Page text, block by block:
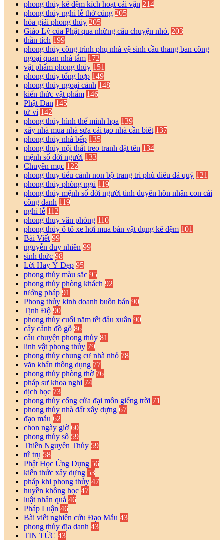
phong thủy kê đệm kích hoạt cải vận 214
phong thủy nghi lễ thờ cúng 205
hóa giải phong thủy 205
Giáo Lý của Phật qua những câu chuyện nhỏ. 203
thần tích 199
phong thủy công trình phụ nhà vệ sinh cầu thang ban công
ngoại quan nhà tắm 172
vật phẩm phong thủy 151
phong thủy tổng hợp 149
phong thủy ngoại cảnh 148
kiến thức vật phẩm 146
Phật Đản 145
tử vi 142
phong thủy hình thế minh họa 139
xây nhà mua nhà sửa cải tạo nhà cần biêt 137
phong thủy nhà bếp 135
phong thủy nội thất treo tranh đặt tên 134
mệnh số đời người 133
Chuyên mục 122
phong thuy tiểu cảnh non bộ trang tri phù điêu đá quý 121
phong thủy phòng ngủ 119
phong thủy mệnh số đời người tinh duyên hôn nhân con cái
công danh 119
nghi lễ 112
phong thuy văn phòng 110
phong thủy ô tô xe hơi mua bán vật dụng kê đệm 101
Bài Viết 99
nguyễn duy nhiên 99
sinh thức 98
Lời Hay Ý Đẹp 95
phong thủy màu sắc 95
phong thủy phòng khách 92
tướng pháp 91
Phong thủy kinh doanh buôn bán 90
Tịnh Độ 90
phong thủy cuối năm tết đầu xuân 90
cây cảnh đồ gỗ 86
câu chuyện phong thủy 81
linh vật phong thủy 79
phong thủy chung cư nhà nhỏ 78
văn khấn thông dụng 77
phong thủy phòng thờ 76
pháp sư khoa nghi 74
dịch học 73
phong thủy cổng cửa đại môn giếng trời 71
phong thủy nhà đất xây dựng 67
đạo mẫu 62
chon ngày giờ 60
phong thủy số 59
Thiền Nguyên Thủy 59
tứ trụ 58
Phật Học Ứng Dụng 56
kiến thức xây dựng 53
pháp khi phong thủy 47
huyền không học 47
luật nhân quả 46
Pháp Luận 46
Bài viết nghiên cứu Đạo Mẫu 43
phong thủy địa danh 43
TIN TỨC 43